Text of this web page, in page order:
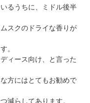
るうちに、ミドル後半
スクのドライな香りが
。
ィース向け、と言った
方にはとてもお勧めで
減らしてあります。